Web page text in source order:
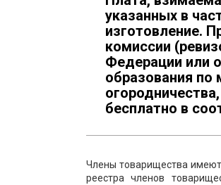
указанных в
изготовление.
комиссии
Федерации или
образования по
бесплатно в
Члены товарищества
реестра членов